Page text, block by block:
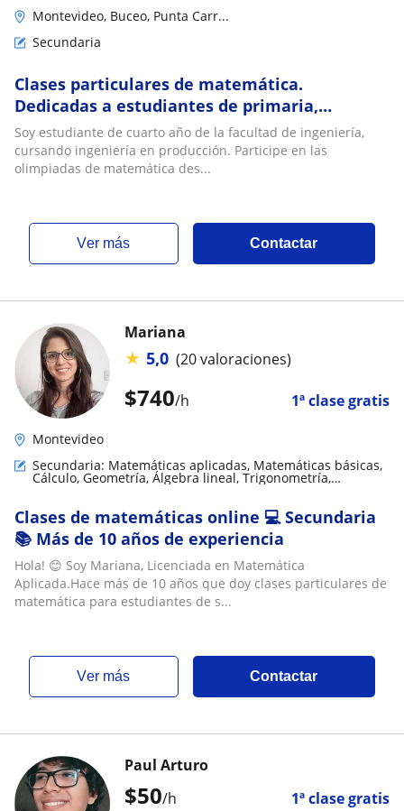
Montevideo, Buceo, Punta Carr...
Secundaria
Clases particulares de matemática.
Dedicadas a estudiantes de primaria,
secundaria y primeros años de facultad de
ingeniería
Soy estudiante de cuarto año de la facultad de ingeniería,
cursando ingeniería en producción. Participe en las
olimpiadas de matemática des...
ver más Contactar
$740/h 1ª clase gratis
Mariana
★ 5,0 (20 valoraciones)
Montevideo
Secundaria: Matemáticas aplicadas, Matemáticas básicas,
Cálculo, Geometría, Álgebra lineal, Trigonometría,
Matemáticas discretas
Clases de matemáticas online 💻 Secundaria
📚 Más de 10 años de experiencia
Hola! 😊 Soy Mariana, Licenciada en Matemática
Aplicada.Hace más de 10 años que doy clases particulares de
matemática para estudiantes de s...
ver más Contactar
$50/h 1ª clase gratis
Paul Arturo